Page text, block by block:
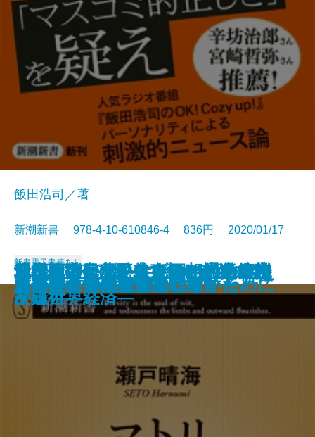
倉本聰の言葉―ドラマの中の名言
―
トラックドライバーにも言わせて
日中戦後外交秘史―1954年の奇跡
―
ひとの住処―1964-2020―
心臓によい運動、悪い運動
210日ぶりに帰ってきた奇跡のネ
コ―ペット探偵の奮闘記―
カズのまま死にたい
「人生百年」という不幸
興行師列伝―愛と裏切りの近代芸
能史―
「反権力」は正義ですか―ラジオ
ニュースの現場から―
飯田浩司／著
新潮新書 978-4-10-610846-4 836円 2020/01/17
新書電子書籍あり
マトリ―厚労省麻薬取締官―
地雷を踏むな―大人のための危機
突破術―
昔は面白かったな―回想の文壇交
友録―
わが子をAIの奴隷にしないために
エンジェル投資家とは何か
偽善者たちへ
ドル・人民元・リブラ―通貨でわ
かる世界経済―
「複業」で成功する
日本はすでに侵略されている
君主号の世界史